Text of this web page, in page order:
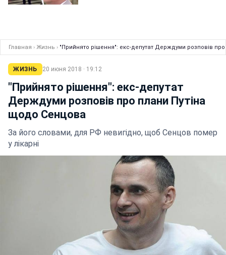
Главная › Жизнь › "Прийнято рішення": екс-депутат Держдуми розповів
ЖИЗНЬ 20 июня 2018 · 19:12
"Прийнято рішення": екс-депутат
Держдуми розповів про плани Путіна
щодо Сенцова
За його словами, для РФ невигідно, щоб Сенцов помер
у лікарні